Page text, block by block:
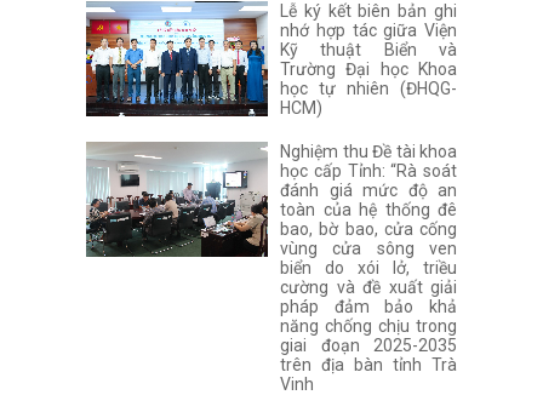
Lễ ký kết biên bản ghi
nhớ hợp tác giữa Viện
Kỹ thuật Biển và
Trường Đại học Khoa
học tự nhiên (ĐHQG-
HCM)
Nghiệm thu Đề tài khoa
học cấp Tỉnh: “Rà soát
đánh giá mức độ an
toàn của hệ thống đê
bao, bờ bao, cửa cống
vùng cửa sông ven
biển do xói lở, triều
cường và đề xuất giải
pháp đảm bảo khả
năng chống chịu trong
giai đoạn 2025-2035
trên địa bàn tỉnh Trà
Vinh